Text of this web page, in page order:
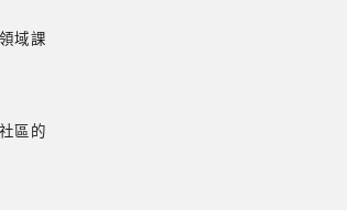
域課
區的